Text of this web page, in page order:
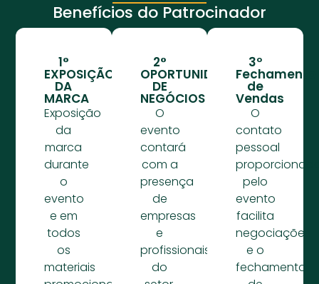
Benefícios do Patrocinador
1°
EXPOSIÇÃO
DA
MARCA
Exposição
da
marca
durante
o
evento
e em
todos
os
materiais
2°
OPORTUNIDADE
DE
NEGÓCIOS
O
evento
contará
com a
presença
de
empresas
e
profissionais
do
3º
Fechamento
de
Vendas
O
contato
pessoal
pelo
evento
facilita
negociações
e o
fechamento